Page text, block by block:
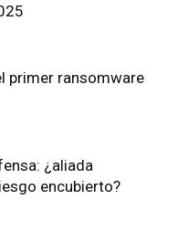
primer ransomware
¿aliada
encubierto?